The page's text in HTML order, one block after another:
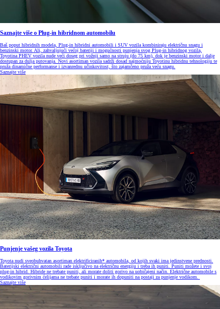
Saznajte više o Plug-in hibridnom automobilu
Baš poput hibridnih modela, Plug-in hibridni automobili i SUV vozila kombiniraju električnu snagu i
benzinski motor. Ali, zahvaljujući većoj bateriji i mogućnosti punjenja svog Plug-in hibridnog vozila,
Toyotina PHEV vozila nude veći doseg pri vožnji samo na struju (do 75 km), dok je benzinski motor i dalje
dostupan za dulja putovanja. Novi asortiman vozila sadrži dosad najmoćniju Toyotinu hibridnu tehnologiju te
pruža dinamične performanse i izvanrednu učinkovitost, što zajamčeno pruža veću snagu.
Saznajte više
Punjenje vašeg vozila Toyota
Toyota nudi sveobuhvatan asortiman elektrificiranih* automobila, od kojih svaki ima jedinstvene prednosti.
Baterijski električni automobili rade isključivo na električnu energiju i treba ih puniti. Puniti možete i svoj
plug-in hibrid. Hibride ne trebate puniti, ali morate doliti gorivo na uobičajeni način. Električne automobile s
vodikovim gorivnim ćelijama ne trebate puniti i morate ih dopuniti na postaji za punjenje vodikom.
Saznajte više